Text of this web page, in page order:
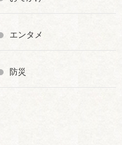
エンタメ
防災